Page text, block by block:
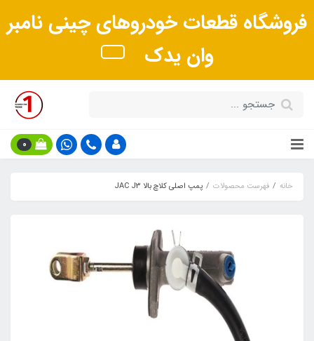
فروشگاه قطعات خودروهای چینی نامبر
وان یدک
0
خانه فهرست محصولات پمپ اصلی کلاچ بالا JAC J3